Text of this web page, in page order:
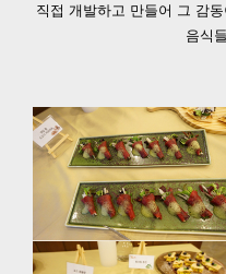
직접 개발하고 만들어 그 감
음식